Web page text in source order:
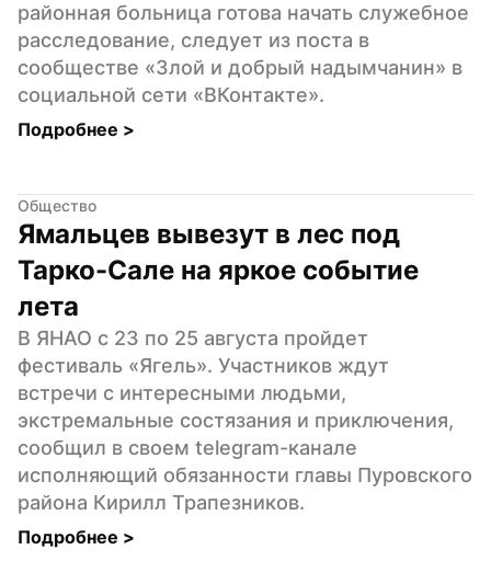
районная больница готова начать служебное
расследование, следует из поста в
сообществе «Злой и добрый надымчанин» в
социальной сети «ВКонтакте».
Подробнее >
Общество
Ямальцев вывезут в лес под
Тарко-Сале на яркое событие
лета
В ЯНАО с 23 по 25 августа пройдет
фестиваль «Ягель». Участников ждут
встречи с интересными людьми,
экстремальные состязания и приключения,
сообщил в своем telegram-канале
исполняющий обязанности главы Пуровского
района Кирилл Трапезников.
Подробнее >